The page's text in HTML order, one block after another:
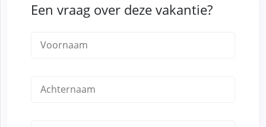
Een vraag over deze vakantie?